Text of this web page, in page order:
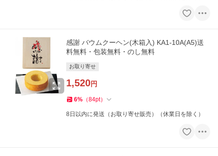
感謝 バウムクーヘン(木箱入) KA1-10A(A5)送
料無料・包装無料・のし無料
お取り寄せ
1,520円
6% （84pt）
8日以内に発送（お取り寄せ販売）（休業日を除く）